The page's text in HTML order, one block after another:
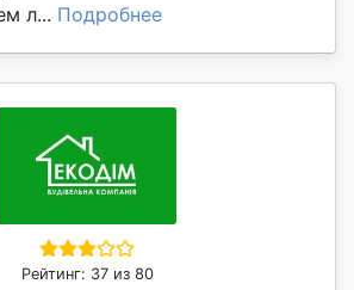
л... Подробнее
Рейтинг: 37 из 80